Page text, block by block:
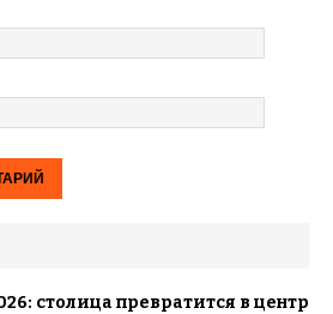
столица превратится в центр